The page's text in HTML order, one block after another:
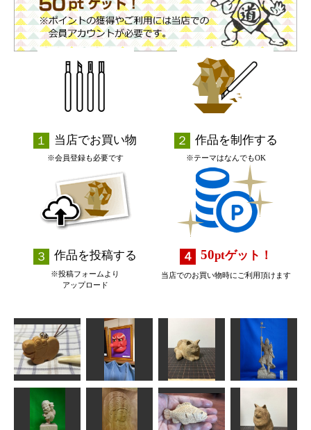
当店でお買い物
※会員登録も必要です
作品を制作する
※テーマはなんでもOK
作品を投稿する
※投稿フォームより
アップロード
50ptゲット！
当店でのお買い物時にご利用頂けます